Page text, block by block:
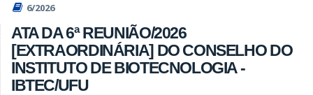
6/2026
ATA DA 6ª REUNIÃO/2026
[EXTRAORDINÁRIA] DO CONSELHO DO
INSTITUTO DE BIOTECNOLOGIA -
IBTEC/UFU